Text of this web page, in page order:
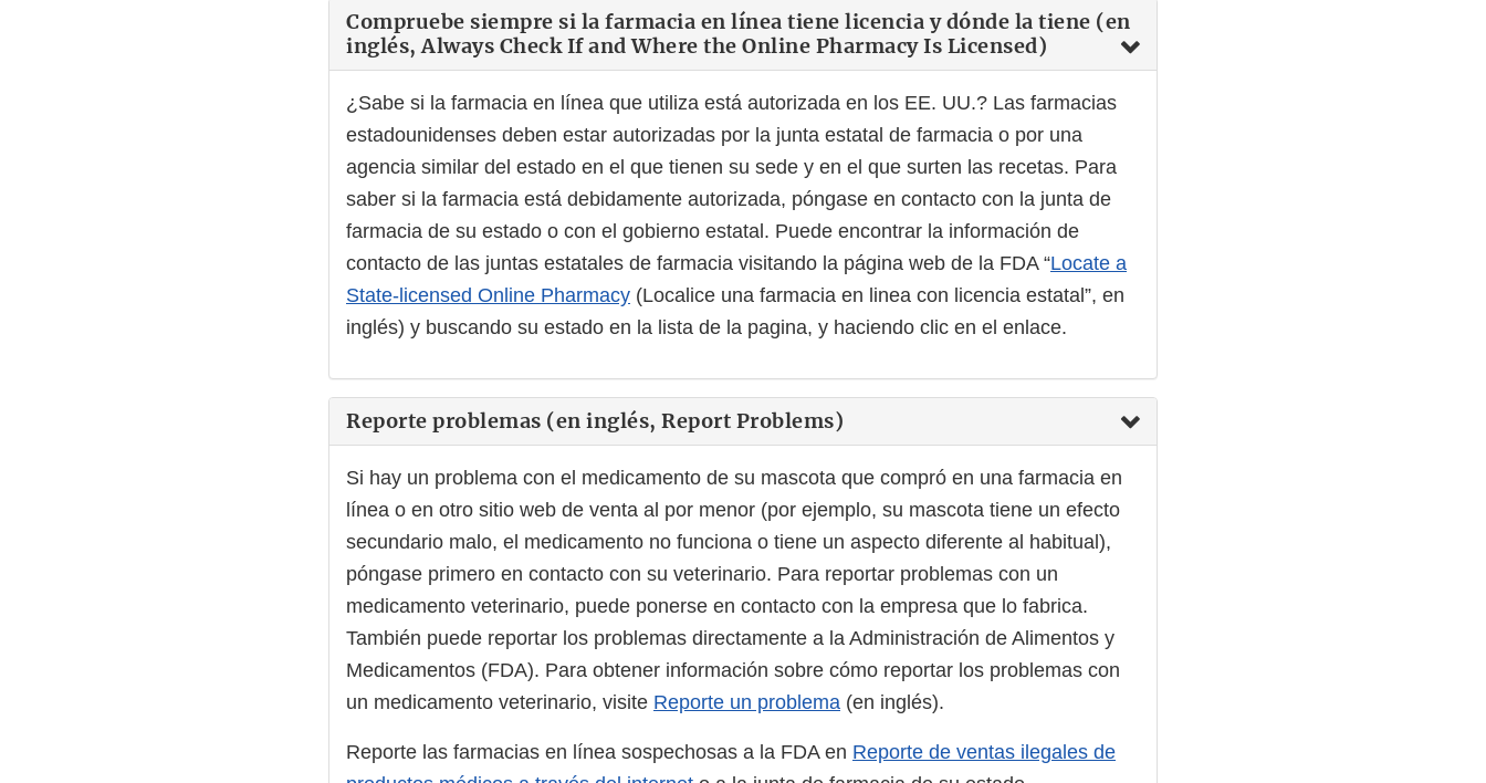
Compruebe siempre si la farmacia en línea tiene licencia y dónde la tiene (en
inglés, Always Check If and Where the Online Pharmacy Is Licensed)
¿Sabe si la farmacia en línea que utiliza está autorizada en los EE. UU.? Las farmacias
estadounidenses deben estar autorizadas por la junta estatal de farmacia o por una
agencia similar del estado en el que tienen su sede y en el que surten las recetas. Para
saber si la farmacia está debidamente autorizada, póngase en contacto con la junta de
farmacia de su estado o con el gobierno estatal. Puede encontrar la información de
contacto de las juntas estatales de farmacia visitando la página web de la FDA “Locate a
State-licensed Online Pharmacy (Localice una farmacia en linea con licencia estatal”, en
inglés) y buscando su estado en la lista de la pagina, y haciendo clic en el enlace.
Reporte problemas (en inglés, Report Problems)
Si hay un problema con el medicamento de su mascota que compró en una farmacia en
línea o en otro sitio web de venta al por menor (por ejemplo, su mascota tiene un efecto
secundario malo, el medicamento no funciona o tiene un aspecto diferente al habitual),
póngase primero en contacto con su veterinario. Para reportar problemas con un
medicamento veterinario, puede ponerse en contacto con la empresa que lo fabrica.
También puede reportar los problemas directamente a la Administración de Alimentos y
Medicamentos (FDA). Para obtener información sobre cómo reportar los problemas con
un medicamento veterinario, visite Reporte un problema (en inglés).
Reporte las farmacias en línea sospechosas a la FDA en Reporte de ventas ilegales de